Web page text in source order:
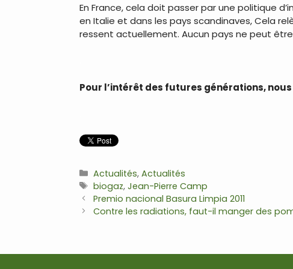
En France, cela doit passer par une politique
en Italie et dans les pays scandinaves, Cela
ressent actuellement. Aucun pays ne peut
Pour l’intérêt des futures générations,
Catégories
Actualités,Actualités
Étiquettes
biogaz,Jean-Pierre Camp
Navigation
des
Premio nacional Basura Limpia 2011
Contre les radiations, faut-il manger des